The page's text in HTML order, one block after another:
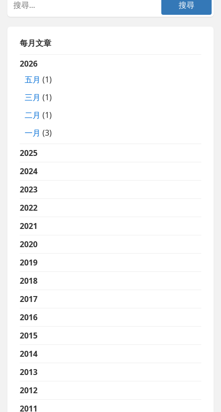
每月文章
2026
五月 (1)
三月 (1)
二月 (1)
一月 (3)
2025
2024
2023
2022
2021
2020
2019
2018
2017
2016
2015
2014
2013
2012
2011